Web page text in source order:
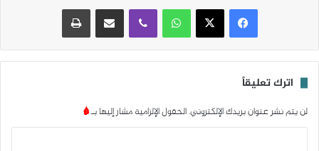
واتساب مشاركة عبر البريد
اترك تعليقاً
لن يتم نشر عنوان بريدك الإلكتروني.الحقول الإلزامية مشار إليها بـ*